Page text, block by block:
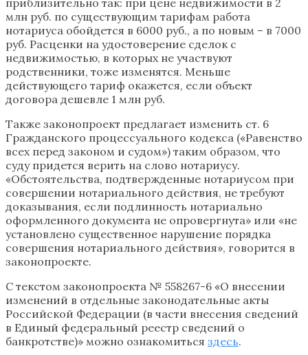
млн руб. по существующим тарифам работа
нотариуса обойдется в 6000 руб., а по новым – в 7000
руб. Расценки на удостоверение сделок с
недвижимостью, в которых не участвуют
родственники, тоже изменятся. Меньше
действующего тариф окажется, если объект
договора дешевле 1 млн руб.
Также законопроект предлагает изменить ст. 6
Гражданского процессуального кодекса («Равенство
всех перед законом и судом») таким образом, что
суду придется верить на слово нотариусу.
«Обстоятельства, подтвержденные нотариусом при
совершении нотариального действия, не требуют
доказывания, если подлинность нотариально
оформленного документа не опровергнута» или «не
установлено существенное нарушение порядка
совершения нотариального действия», говорится в
законопроекте.
С текстом законопроекта № 558267-6 «О внесении
изменений в отдельные законодательные акты
Российской Федерации (в части внесения сведений
в Единый федеральный реестр сведений о
банкротстве)» можно ознакомиться здесь.